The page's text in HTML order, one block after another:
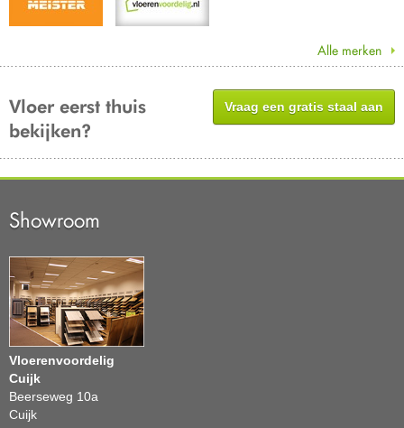
Alle merken
Vraag een gratis staal aan
Vloer eerst thuis
bekijken?
Showroom
Vloerenvoordelig
Cuijk
Beerseweg 10a
Cuijk